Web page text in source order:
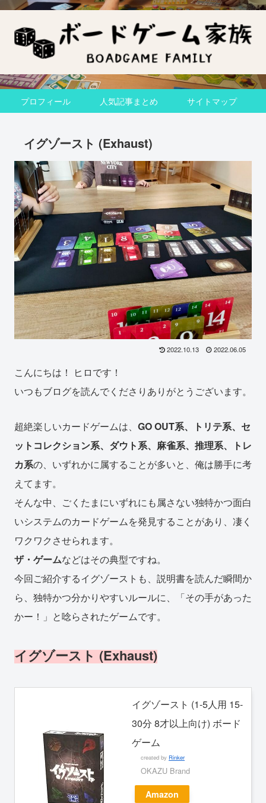
プロフィール 人気記事まとめ サイトマップ
イグゾースト (Exhaust)
2022.10.13 2022.06.05
こんにちは！ ヒロです！
いつもブログを読んでくださりありがとうございます。
超絶楽しいカードゲームは、 GO OUT系、トリテ系、セ
ットコレクション系、ダウト系、麻雀系、推理系、トレ
カ系の、いずれかに属することが多いと、俺は勝手に考
えてます。
そんな中、ごくたまにいずれにも属さない独特かつ面白
いシステムのカードゲームを発見することがあり、凄く
ワクワクさせられます。
ザ・ゲームなどはその典型ですね。
今回ご紹介するイグゾーストも、説明書を読んだ瞬間か
ら、独特かつ分かりやすいルールに、「その手があった
かー！」と唸らされたゲームです。
イグゾースト (Exhaust)
イグゾースト (1-5人用 15-
30分 8才以上向け) ボード
ゲーム
created by Rinker
OKAZU Brand
Amazon